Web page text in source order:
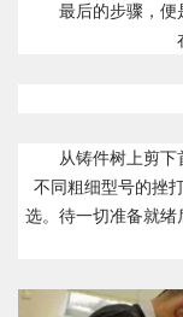
最后的步骤，便
从铸件树上剪
不同粗细型号的挫
选。待一切准备就